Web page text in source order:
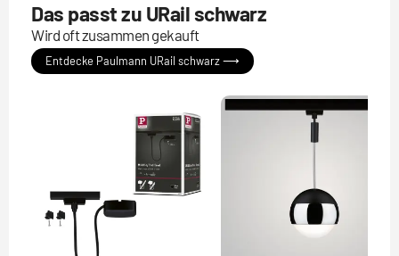
Das passt zu URail schwarz
Wird oft zusammen gekauft
Entdecke Paulmann URail schwarz ⟶